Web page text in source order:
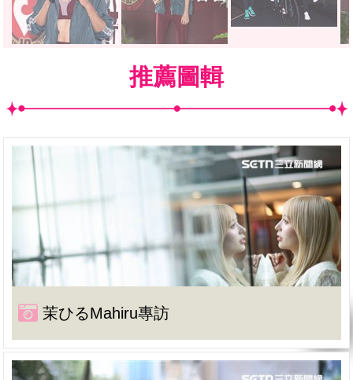
推薦圖輯
茉ひるMahiru專訪